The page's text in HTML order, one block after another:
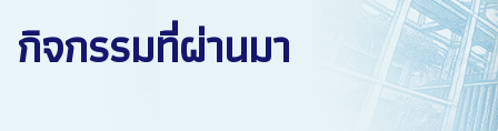
กิจกรรมที่ผ่านมา